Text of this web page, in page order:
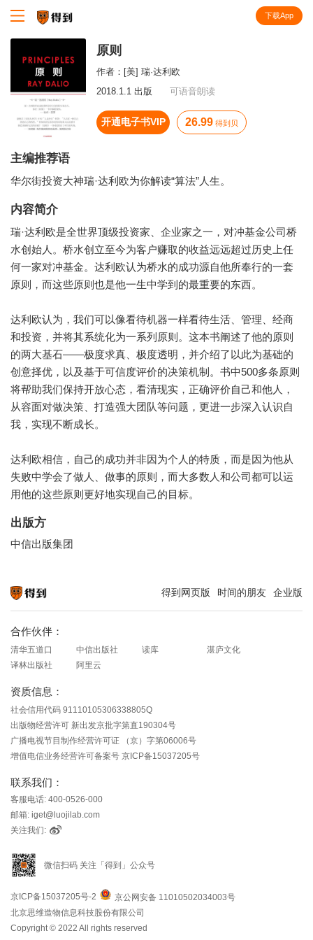
下载App
原则
作者： [美] 瑞·达利欧
2018.1.1 出版
可语音朗读
开通电子书VIP 26.99 得到贝
主编推荐语
华尔街投资大神瑞·达利欧为你解读“算法”人生。
内容简介
瑞·达利欧是全世界顶级投资家、企业家之一，对冲基金公司桥
水创始人。桥水创立至今为客户赚取的收益远远超过历史上任
何一家对冲基金。达利欧认为桥水的成功源自他所奉行的一套
原则，而这些原则也是他一生中学到的最重要的东西。
达利欧认为，我们可以像看待机器一样看待生活、管理、经商
和投资，并将其系统化为一系列原则。这本书阐述了他的原则
的两大基石——极度求真、极度透明，并介绍了以此为基础的
创意择优，以及基于可信度评价的决策机制。书中500多条原则
将帮助我们保持开放心态，看清现实，正确评价自己和他人，
从容面对做决策、打造强大团队等问题，更进一步深入认识自
我，实现不断成长。
达利欧相信，自己的成功并非因为个人的特质，而是因为他从
失败中学会了做人、做事的原则，而大多数人和公司都可以运
用他的这些原则更好地实现自己的目标。
出版方
中信出版集团
得到网页版 时间的朋友 企业版
合作伙伴：
清华五道口 中信出版社 读库
湛庐文化
译林出版社
阿里云
资质信息：
社会信用代码 91110105306338805Q
出版物经营许可 新出发京批字第直190304号
广播电视节目制作经营许可证 （京）字第06006号
增值电信业务经营许可备案号 京ICP备15037205号
联系我们：
客服电话: 400-0526-000
邮箱: iget@luojilab.com
关注我们:
微信扫码 关注「得到」公众号
京ICP备15037205号-2
京公网安备 11010502034003号
北京思维造物信息科技股份有限公司
Copyright © 2022 All rights reserved